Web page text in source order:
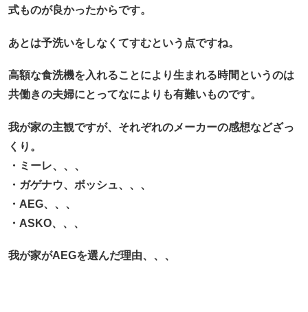
式ものが良かったからです。
あとは予洗いをしなくてすむという点ですね。
高額な食洗機を入れることにより生まれる時間というのは
共働きの夫婦にとってなによりも有難いものです。
我が家の主観ですが、それぞれのメーカーの感想などざっ
くり。
・ミーレ、、、
・ガゲナウ、ボッシュ、、、
・AEG、、、
・ASKO、、、
我が家がAEGを選んだ理由、、、